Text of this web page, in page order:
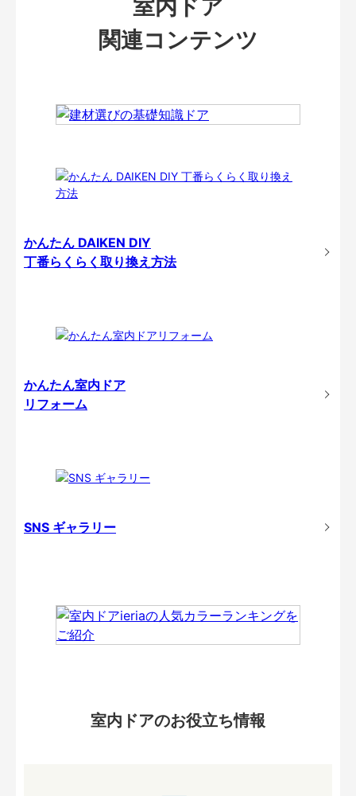
室内ドア
関連コンテンツ
かんたん DAIKEN DIY
丁番らくらく取り換え方法
かんたん室内ドア
リフォーム
SNS ギャラリー
室内ドアのお役立ち情報